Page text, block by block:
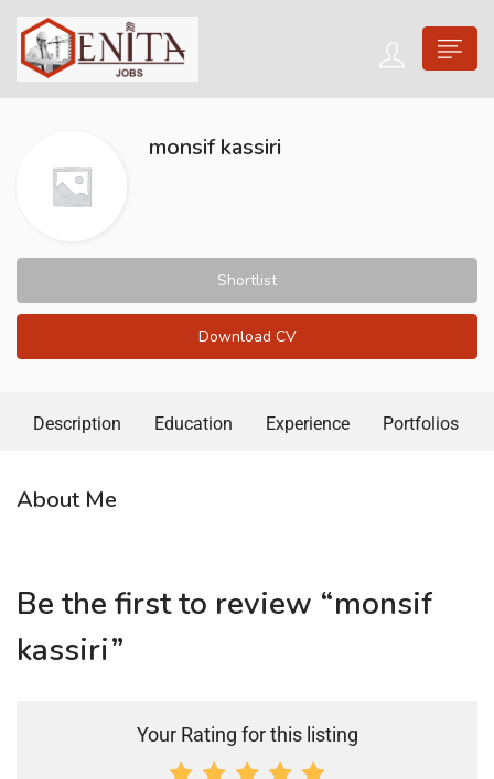
monsif kassiri
Shortlist
Download CV
Description Education Experience Portfolios
About Me
Be the first to review “monsif
kassiri”
Your Rating for this listing